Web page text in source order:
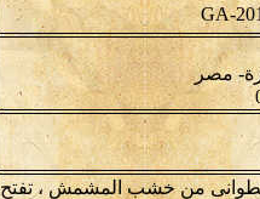
اسطوانى من خشب المشمش ، تفتح